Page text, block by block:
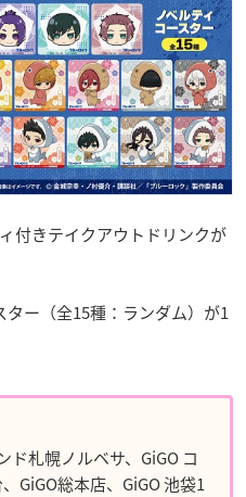
付きテイクアウトドリンクが
ター（全15種：ランダム）が1
ド札幌ノルベサ、GiGO コ
GiGO総本店、GiGO 池袋1